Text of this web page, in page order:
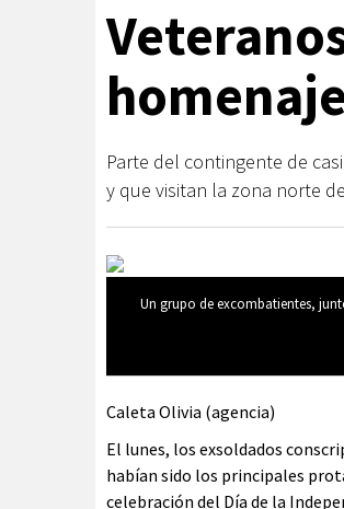
Parte del contingente de
y que visitan la zona norte
Un grupo de excombatientes,
Caleta Olivia (agencia)
El lunes, los exsoldados
habían sido los principales
celebración del Día de la